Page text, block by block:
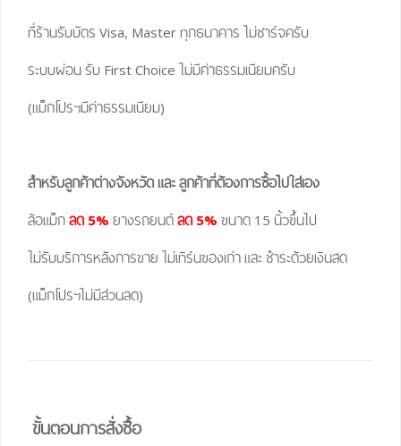
ที่ร้านรับบัตร Visa, Master ทุกธนาคาร ไม่ชาร์จครับ
ระบบผ่อน รับ First Choice ไม่มีค่าธรรมเนียมครับ
(แม็กโปรฯมีค่าธรรมเนียม)
สำหรับลูกค้าต่างจังหวัด และ ลูกค้าที่ต้องการซื้อไปใส่เอง
ล้อแม็ก ลด 5% ยางรถยนต์ ลด 5% ขนาด 15 นิ้วขึ้นไป
ไม่รับบริการหลังการขาย ไม่เทิร์นของเก่า และ ชำระด้วยเงินสด
(แม็กโปรฯไม่มีส่วนลด)
ขั้นตอนการสั่งซื้อ